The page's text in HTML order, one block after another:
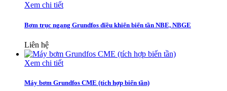
Xem chi tiết
Bơm trục ngang Grundfos điều khiển biến tần NBE, NBGE
Liên hệ
Xem chi tiết
Máy bơm Grundfos CME (tích hợp biến tần)